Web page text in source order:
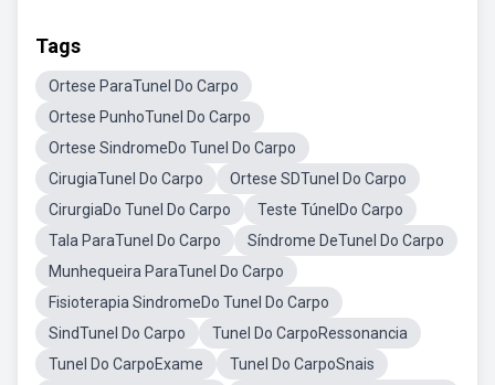
Tags
Ortese ParaTunel Do Carpo
Ortese PunhoTunel Do Carpo
Ortese SindromeDo Tunel Do Carpo
CirugiaTunel Do Carpo
Ortese SDTunel Do Carpo
CirurgiaDo Tunel Do Carpo
Teste TúnelDo Carpo
Tala ParaTunel Do Carpo
Síndrome DeTunel Do Carpo
Munhequeira ParaTunel Do Carpo
Fisioterapia SindromeDo Tunel Do Carpo
SindTunel Do Carpo
Tunel Do CarpoRessonancia
Tunel Do CarpoExame
Tunel Do CarpoSnais